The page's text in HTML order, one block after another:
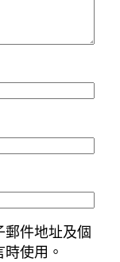
郵件地址及個
使用。